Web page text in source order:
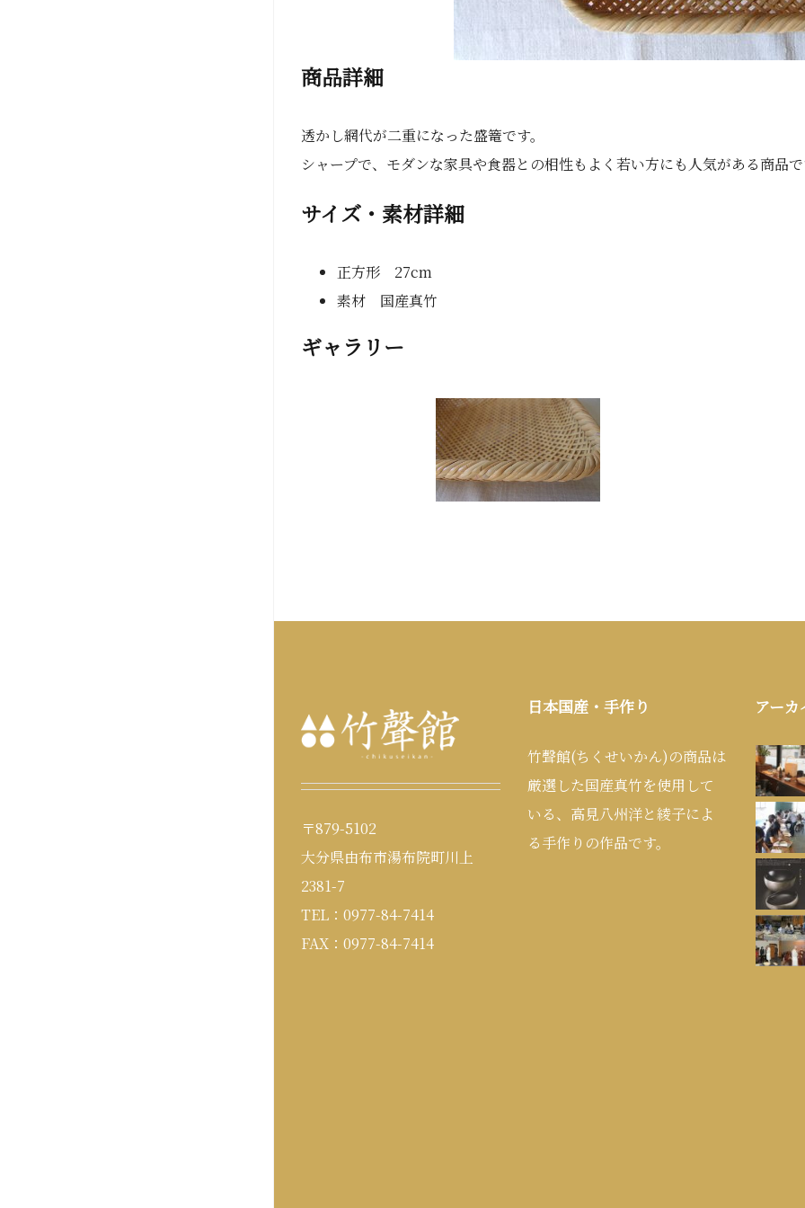
商品詳細
透かし網代が二重になった盛篭です。
シャープで、モダンな家具や食器との相性もよく若い方にも人気がある商品
サイズ・素材詳細
正方形 27cm
素材 国産真竹
ギャラリー
〒879-5102
大分県由布市湯布院町川上
2381-7
TEL：0977-84-7414
FAX：0977-84-7414
日本国産・手作り
竹聲館(ちくせいかん)の商品は
厳選した国産真竹を使用して
いる、高見八州洋と綾子によ
る手作りの作品です。
アーカ